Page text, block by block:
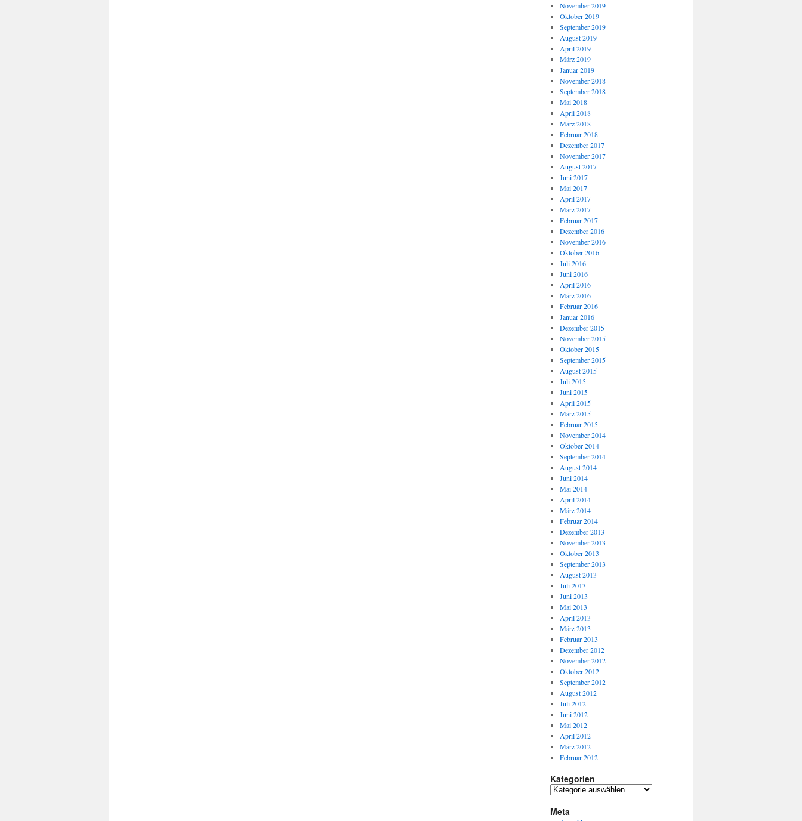
November 2019
Oktober 2019
September 2019
August 2019
April 2019
März 2019
Januar 2019
November 2018
September 2018
Mai 2018
April 2018
März 2018
Februar 2018
Dezember 2017
November 2017
August 2017
Juni 2017
Mai 2017
April 2017
März 2017
Februar 2017
Dezember 2016
November 2016
Oktober 2016
Juli 2016
Juni 2016
April 2016
März 2016
Februar 2016
Januar 2016
Dezember 2015
November 2015
Oktober 2015
September 2015
August 2015
Juli 2015
Juni 2015
April 2015
März 2015
Februar 2015
November 2014
Oktober 2014
September 2014
August 2014
Juni 2014
Mai 2014
April 2014
März 2014
Februar 2014
Dezember 2013
November 2013
Oktober 2013
September 2013
August 2013
Juli 2013
Juni 2013
Mai 2013
April 2013
März 2013
Februar 2013
Dezember 2012
November 2012
Oktober 2012
September 2012
August 2012
Juli 2012
Juni 2012
Mai 2012
April 2012
März 2012
Februar 2012
Kategorien
Meta